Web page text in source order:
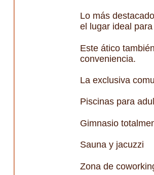
Lo más
el lugar ideal
Este ático
conveniencia.
La exclusiva
Piscinas para
Gimnasio
Sauna y jacuzzi
Zona de